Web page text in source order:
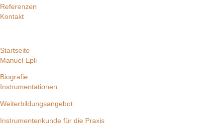
Referenzen
Kontakt
Startseite
Manuel Epli
Biografie
Instrumentationen
Weiterbildungsangebot
Instrumentenkunde für die Praxis